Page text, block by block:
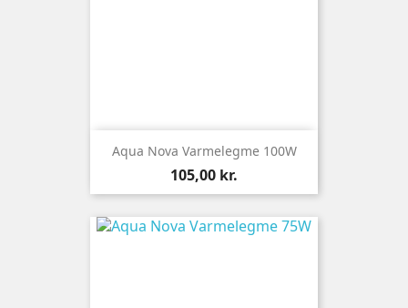
Aqua Nova Varmelegme 100W
Pris
105,00 kr.